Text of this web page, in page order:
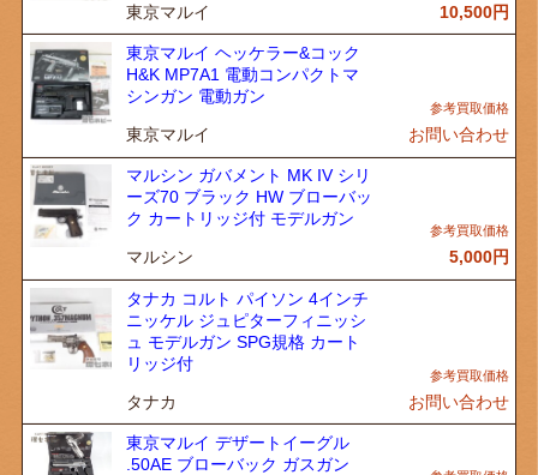
東京マルイ 10,500円
東京マルイ ヘッケラー&コック
H&K MP7A1 電動コンパクトマ
シンガン 電動ガン
東京マルイ お問い合わせ
マルシン ガバメント MK IV シリ
ーズ70 ブラック HW ブローバッ
ク カートリッジ付 モデルガン
マルシン 5,000円
タナカ コルト パイソン 4インチ
ニッケル ジュピターフィニッシ
ュ モデルガン SPG規格 カート
リッジ付
タナカ お問い合わせ
東京マルイ デザートイーグル
.50AE ブローバック ガスガン